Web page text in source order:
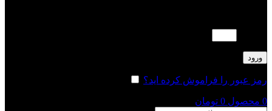
ورود
رمز عبور را فراموش کرده اید؟
0 محصول 0 تومان